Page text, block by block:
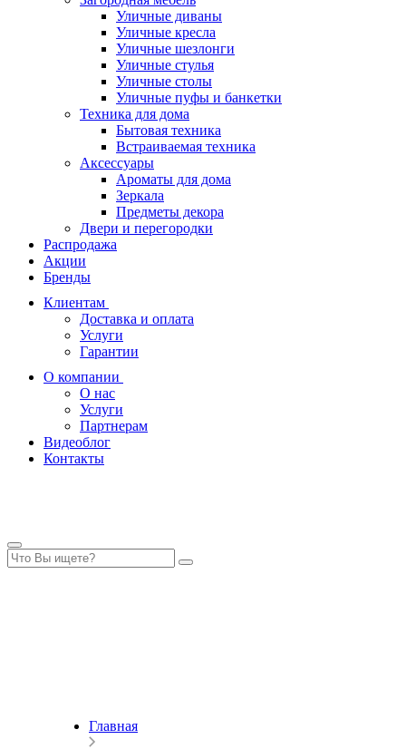
Уличные диваны
Уличные кресла
Уличные шезлонги
Уличные стулья
Уличные столы
Уличные пуфы и банкетки
Техника для дома
Бытовая техника
Встраиваемая техника
Аксессуары
Ароматы для дома
Зеркала
Предметы декора
Двери и перегородки
Распродажа
Акции
Бренды
Клиентам
Доставка и оплата
Услуги
Гарантии
О компании
О нас
Услуги
Партнерам
Видеоблог
Контакты
Главная